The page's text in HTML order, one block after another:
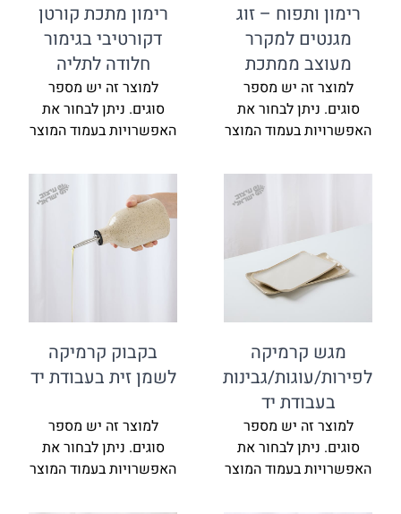
רימון ותפוח – זוג
מגנטים למקרר
מעוצב ממתכת
למוצר זה יש מספר
סוגים. ניתן לבחור את
האפשרויות בעמוד המוצר
רימון מתכת קורטן
דקורטיבי בגימור
חלודה לתליה
למוצר זה יש מספר
סוגים. ניתן לבחור את
האפשרויות בעמוד המוצר
מגש קרמיקה
לפירות/עוגות/גבינות
בעבודת יד
למוצר זה יש מספר
סוגים. ניתן לבחור את
האפשרויות בעמוד המוצר
בקבוק קרמיקה
לשמן זית בעבודת יד
למוצר זה יש מספר
סוגים. ניתן לבחור את
האפשרויות בעמוד המוצר